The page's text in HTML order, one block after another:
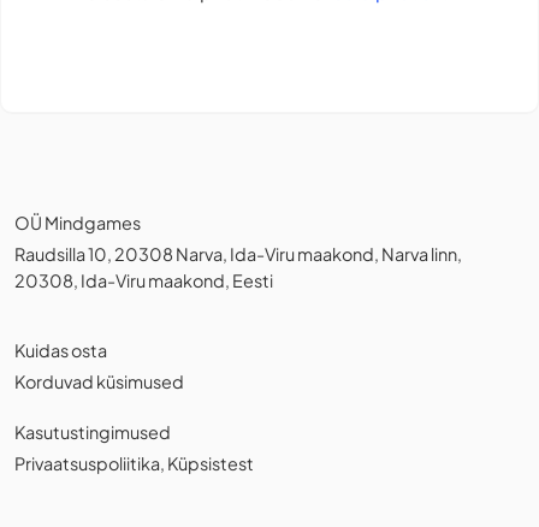
OÜ Mindgames
Raudsilla 10, 20308 Narva, Ida-Viru maakond, Narva linn,
20308, Ida-Viru maakond, Eesti
Kuidas osta
Korduvad küsimused
Kasutustingimused
Privaatsuspoliitika, Küpsistest